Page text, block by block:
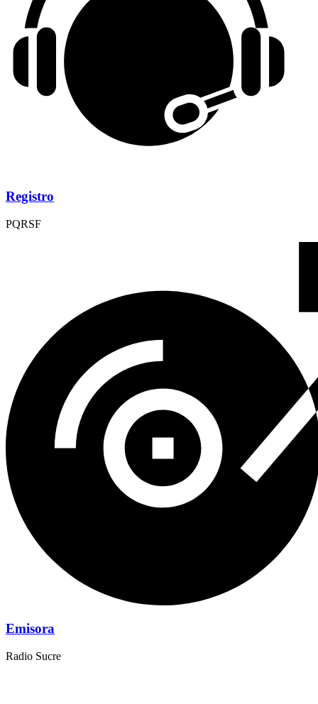
Registro
PQRSF
Emisora
Radio Sucre